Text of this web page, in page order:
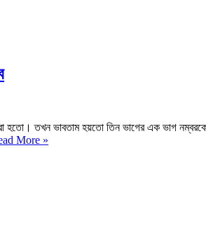
হতো। তখন ভাবতাম হয়তো তিন ভাগের এক ভাগ নম্বরকে
More »